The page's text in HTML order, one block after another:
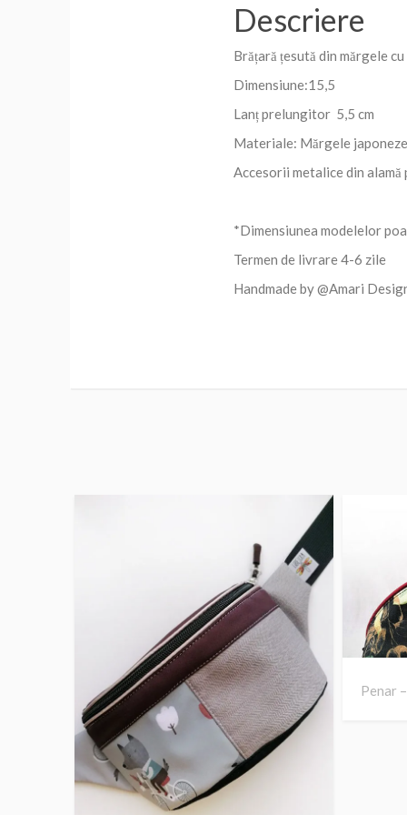
Descriere
Brățară țesută din mărgele
Dimensiune:15,5
Lanț prelungitor 5,5 cm
Materiale: Mărgele
Accesorii metalice din
*Dimensiunea modelelor
Termen de livrare 4-6 zile
Handmade by @Amari
Penar